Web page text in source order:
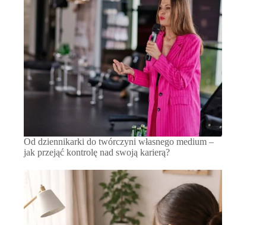
Od dziennikarki do twórczyni własnego medium –
jak przejąć kontrolę nad swoją karierą?